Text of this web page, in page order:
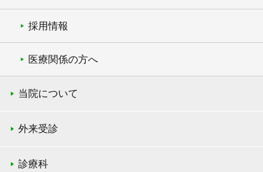
採用情報
医療関係の方へ
当院について
外来受診
診療科